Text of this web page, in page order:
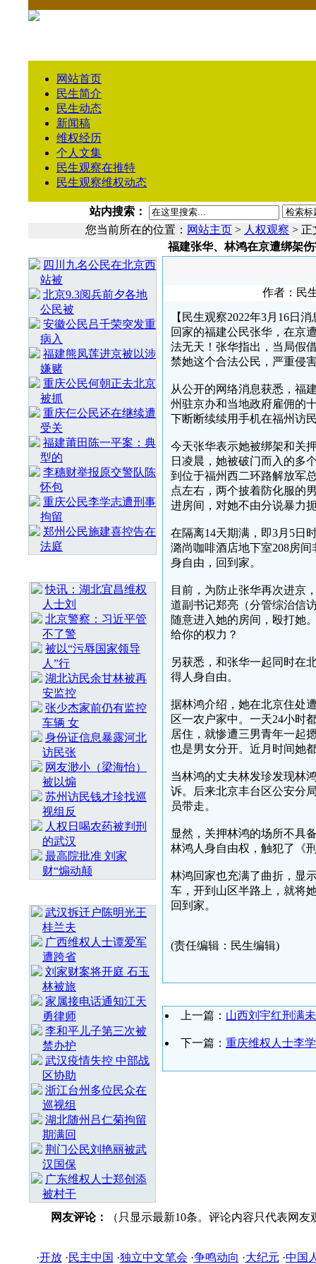
网站首页
民生简介
民生动态
新闻稿
维权经历
个人文集
民生观察在推特
民生观察维权动态
站内搜索：
您当前所在的位置： 网站主页 > 人权观察 > 正
四川九名公民在北京西
站被
北京9.3阅兵前夕各地
公民被
安徽公民吕千荣突发重
病入
福建熊凤莲进京被以涉
嫌赌
重庆公民何朝正去北京
被抓
重庆仨公民还在继续遭
受关
福建莆田陈一平案：典
型的
李穗财举报原交警队陈
怀包
重庆公民李学志遭刑事
拘留
郑州公民施建喜控告在
法庭
快讯：湖北宜昌维权
人士刘
北京警察：习近平管
不了警
被以“污辱国家领导
人”行
湖北访民余甘林被再
安监控
张少杰家前仍有监控
车辆 女
身份证信息暴露河北
访民张
网友渺小（梁海怡）
被以煽
苏州访民钱才珍找巡
视组反
人权日喝农药被判刑
的武汉
最高院批准 刘家
财“煽动颠
武汉拆迁户陈明光王
桂兰夫
广西维权人士谭爱军
遭跨省
刘家财案将开庭 石玉
林被旅
家属接电话通知江天
勇律师
李和平儿子第三次被
禁办护
武汉疫情失控 中部战
区协助
浙江台州多位民众在
巡视组
湖北随州吕仁菊拘留
期满回
荆门公民刘艳丽被武
汉国保
广东维权人士郑创添
被村干
福建张华、林鸿在京遭绑架
作者：民
【民生观察2022年3月16日
回家的福建公民张华，在京
法无天！张华指出，当局假
禁她这个合法公民，严重侵
从公开的网络消息获悉，福
州驻京办和当地政府雇佣的
下断断续续用手机在福州访
今天张华表示她被绑架和关
日凌晨，她被破门而入的多
到位于福州西二环路解放军
点左右，两个披着防化服的
进房间，对她不由分说暴力
在隔离14天期满，即3月5日
潞尚咖啡酒店地下室208房
身自由，回到家。
目前，为防止张华再次进京
道副书记郑亮（分管综治信
随意进入她的房间，殴打她
给你的权力？
另获悉，和张华一起同时在
得人身自由。
据林鸿介绍，她在北京住处
区一农户家中。一天24小时
居住，就惨遭三男青年一起
也是男女分开。近月时间她
当林鸿的丈夫林发珍发现林
诉。后来北京丰台区公安分
员带走。
显然，关押林鸿的场所不具
林鸿人身自由权，触犯了《
林鸿回家也充满了曲折，显
车，开到山区半路上，就将
回到家。
(责任编辑：民生编辑)
上一篇： 山西刘宇红刑满
下一篇： 重庆维权人士李
网友评论： （只显示最新10条。评论内容只代表网
·开放·民主中国 ·独立中文笔会 ·争鸣动向 ·大纪元 ·中国